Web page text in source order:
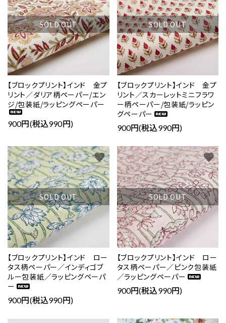
SOLD OUT
【ブロックプリント】インド 金プ
リント／ダリア柄ペーパー/エン
ジ/包装紙/ラッピングペーパー
900円(税込990円)
SOLD OUT
【ブロックプリント】インド 金プ
リント／スカーレットミニフラワ
ー柄ペーパー/包装紙/ラッピン
グペーパー
900円(税込990円)
SOLD OUT
【ブロックプリント】インド ロー
タス柄ペーパー／インディゴブ
ルー包装紙／ラッピングペーパ
ー
900円(税込990円)
favorite
SOLD OUT
【ブロックプリント】インド ロー
タス柄ペーパー／ピンク包装紙
／ラッピングペーパー
900円(税込990円)
favorite